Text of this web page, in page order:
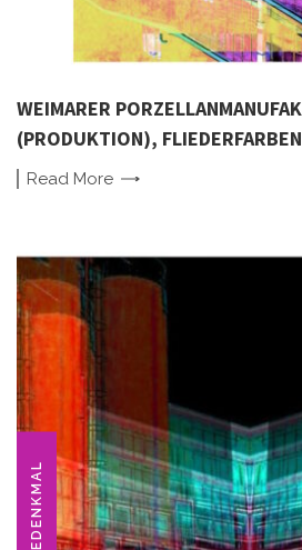
WEIMARER
(PRODUKTION), FLIEDERFARBEN
Read More